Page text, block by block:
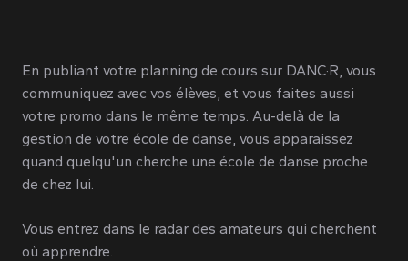
En publiant votre planning de cours sur DANC·R, vous
communiquez avec vos élèves, et vous faites aussi
votre promo dans le même temps. Au-delà de la
gestion de votre école de danse, vous apparaissez
quand quelqu'un cherche une école de danse proche
de chez lui.
Vous entrez dans le radar des amateurs qui cherchent
où apprendre.